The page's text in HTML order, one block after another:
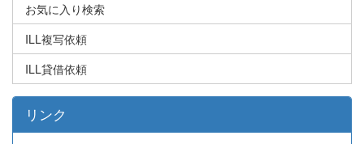
お気に入り検索
ILL複写依頼
ILL貸借依頼
リンク